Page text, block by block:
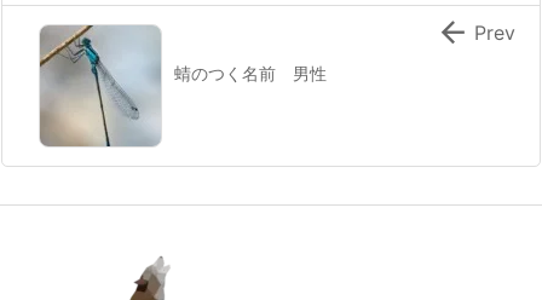
蜻のつく名前 男性
 Prev